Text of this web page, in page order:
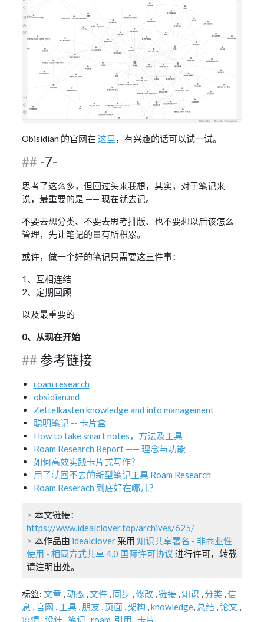
Obisidian 的官网在这里，有兴趣的话可以试一试。
-7-
思考了这么多，但回过头来我想，其实，对于笔记来
说，最重要的是 —— 现在就去记。
不要去想分类、不要去思考排版、也不要想以后该怎么
管理，先让笔记的量有所积累。
或许，做一个好的笔记只需要这三件事：
1、互相连结
2、定期回顾
以及最重要的
0、从现在开始
参考链接
roam research
obsidian.md
Zettelkasten knowledge and info management
聪明笔记 -- 卡片盒
How to take smart notes，方法及工具
Roam Research Report —— 理念与功能
如何高效实践卡片式写作？
用了就回不去的新型笔记工具 Roam Research
Roam Reserach 到底好在哪儿？
本文链接：
https://www.idealclover.top/archives/625/
本作品由 idealclover 采用知识共享署名 - 非商业性
使用 - 相同方式共享 4.0 国际许可协议 进行许可，转载
请注明出处。
标签:文章 ,动态 ,文件 , 同步 ,修改 ,链接 ,知识 , 分类 ,信
息 , 官网 , 工具 , 朋友 , 页面 ,架构 ,knowledge, 总结 ,论文 ,